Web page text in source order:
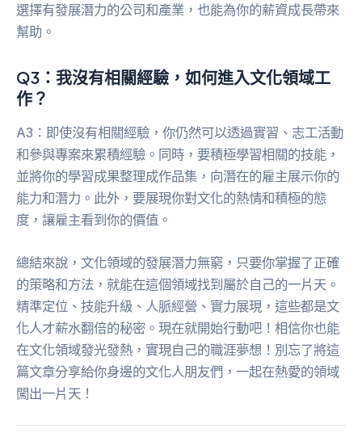
選擇有發展潛力的公司和產業，也能為你的薪資成長帶來
幫助。
Q3：我沒有相關經驗，如何進入文化領域工
作？
A3：即使沒有相關經驗，你仍然可以透過實習、志工活動
和參與專案來累積經驗。同時，要積極學習相關的技能，
並將你的學習成果整理成作品集，向潛在的雇主展示你的
能力和潛力。此外，要展現你對文化的熱情和積極的態
度，讓雇主看到你的價值。
總結來說，文化領域的發展潛力無窮，只要你掌握了正確
的策略和方法，就能在這個領域找到屬於自己的一片天。
精準定位、技能升級、人脈經營、實力展現，這些都是文
化人才薪水翻倍的秘密。現在就開始行動吧！相信你也能
在文化領域發光發熱，實現自己的職涯夢想！別忘了將這
篇文章分享給你身邊的文化人朋友們，一起在熱愛的領域
闖出一片天！